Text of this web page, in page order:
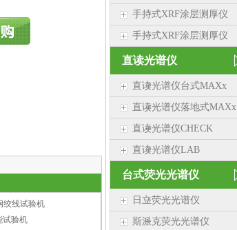
绞线试验机
试验机
手持式XRF涂层测厚仪
手持式XRF涂层测厚仪
直读光谱仪
直读光谱仪台式MAXx
直读光谱仪落地式MAXx
直读光谱仪CHECK
直读光谱仪LAB
台式荧光光谱仪
日立荧光光谱仪
斯派克荧光光谱仪